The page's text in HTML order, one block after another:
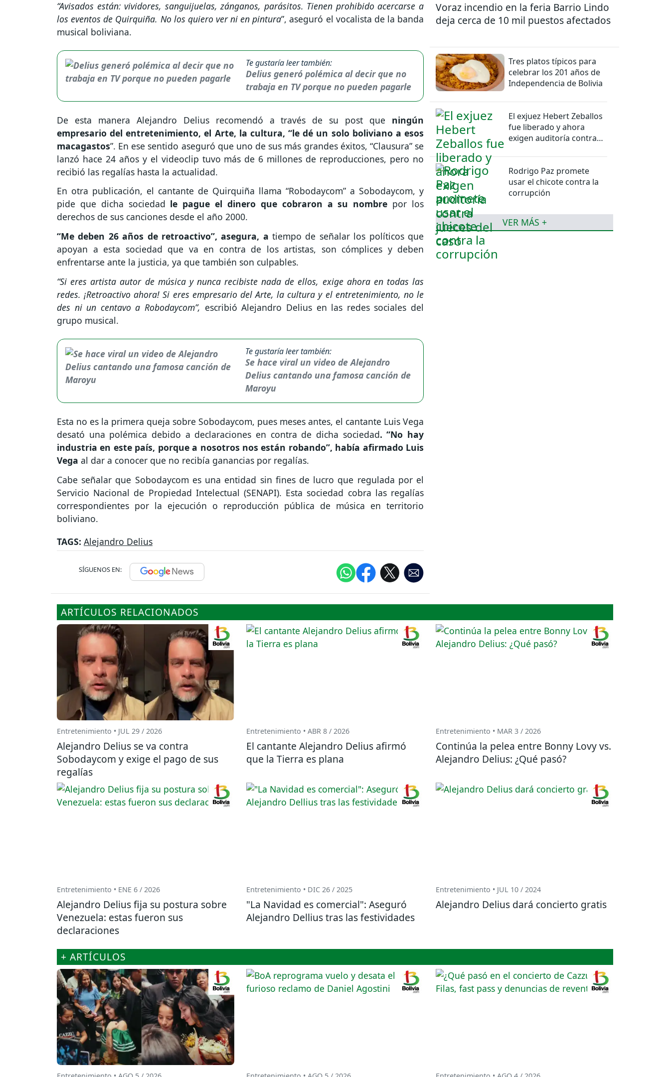
“Avisados están: vividores, sanguijuelas, zánganos, parásitos. Tienen prohibido acercarse a
los eventos de Quirquiña. No los quiero ver ni en pintura”, aseguró el vocalista de la banda
musical boliviana.
Te gustaría leer también:
Delius generó polémica al decir que no
trabaja en TV porque no pueden pagarle
De esta manera Alejandro Delius recomendó a través de su post que ningún
empresario del entretenimiento, el Arte, la cultura, “le dé un solo boliviano a esos
macagastos”. En ese sentido aseguró que uno de sus más grandes éxitos, “Clausura” se
lanzó hace 24 años y el videoclip tuvo más de 6 millones de reproducciones, pero no
recibió las regalías hasta la actualidad.
En otra publicación, el cantante de Quirquiña llama “Robodaycom” a Sobodaycom, y
pide que dicha sociedad le pague el dinero que cobraron a su nombre por los
derechos de sus canciones desde el año 2000.
“Me deben 26 años de retroactivo”, asegura, a tiempo de señalar los políticos que
apoyan a esta sociedad que va en contra de los artistas, son cómplices y deben
enfrentarse ante la justicia, ya que también son culpables.
“Si eres artista autor de música y nunca recibiste nada de ellos, exige ahora en todas las
redes. ¡Retroactivo ahora! Si eres empresario del Arte, la cultura y el entretenimiento, no le
des ni un centavo a Robodaycom”, escribió Alejandro Delius en las redes sociales del
grupo musical.
Te gustaría leer también:
Se hace viral un video de Alejandro
Delius cantando una famosa canción de
Maroyu
Esta no es la primera queja sobre Sobodaycom, pues meses antes, el cantante Luis Vega
desató una polémica debido a declaraciones en contra de dicha sociedad. “No hay
industria en este país, porque a nosotros nos están robando”, había afirmado Luis
Vega al dar a conocer que no recibía ganancias por regalías.
Cabe señalar que Sobodaycom es una entidad sin fines de lucro que regulada por el
Servicio Nacional de Propiedad Intelectual (SENAPI). Esta sociedad cobra las regalías
correspondientes por la ejecución o reproducción pública de música en territorio
boliviano.
TAGS: Alejandro Delius
SÍGUENOS EN:
Voraz incendio en la feria Barrio Lindo
deja cerca de 10 mil puestos afectados
Tres platos típicos para
celebrar los 201 años de
Independencia de Bolivia
El exjuez Hebert Zeballos
fue liberado y ahora
exigen auditoría contra
Rodrigo Paz promete
usar el chicote contra la
corrupción
VER MÁS +
ARTÍCULOS RELACIONADOS
Entretenimiento • JUL 29 / 2026
Alejandro Delius se va contra
Sobodaycom y exige el pago de sus
regalías
Entretenimiento • ABR 8 / 2026
El cantante Alejandro Delius afirmó
que la Tierra es plana
Entretenimiento • MAR 3 / 2026
Continúa la pelea entre Bonny Lovy vs.
Alejandro Delius: ¿Qué pasó?
Entretenimiento • ENE 6 / 2026
Alejandro Delius fija su postura sobre
Venezuela: estas fueron sus
declaraciones
Entretenimiento • DIC 26 / 2025
"La Navidad es comercial": Aseguró
Alejandro Dellius tras las festividades
Entretenimiento • JUL 10 / 2024
Alejandro Delius dará concierto gratis
+ ARTÍCULOS